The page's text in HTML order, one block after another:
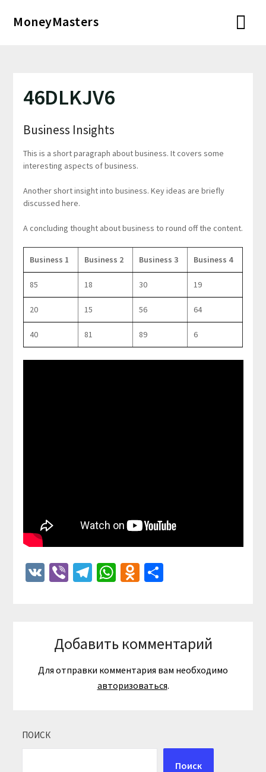
MoneyMasters
46DLKJV6
Business Insights
This is a short paragraph about business. It covers some
interesting aspects of business.
Another short insight into business. Key ideas are briefly
discussed here.
A concluding thought about business to round off the content.
Business 1 Business 2 Business 3 Business 4
85 18 30 19
20 15 56 64
40 81 89 6
VKViberTelegram
WhatsApp
Odnoklassniki
Отправить
Добавить комментарий
Для отправки комментария вам необходимо
авторизоваться.
ПОИСК
Поиск